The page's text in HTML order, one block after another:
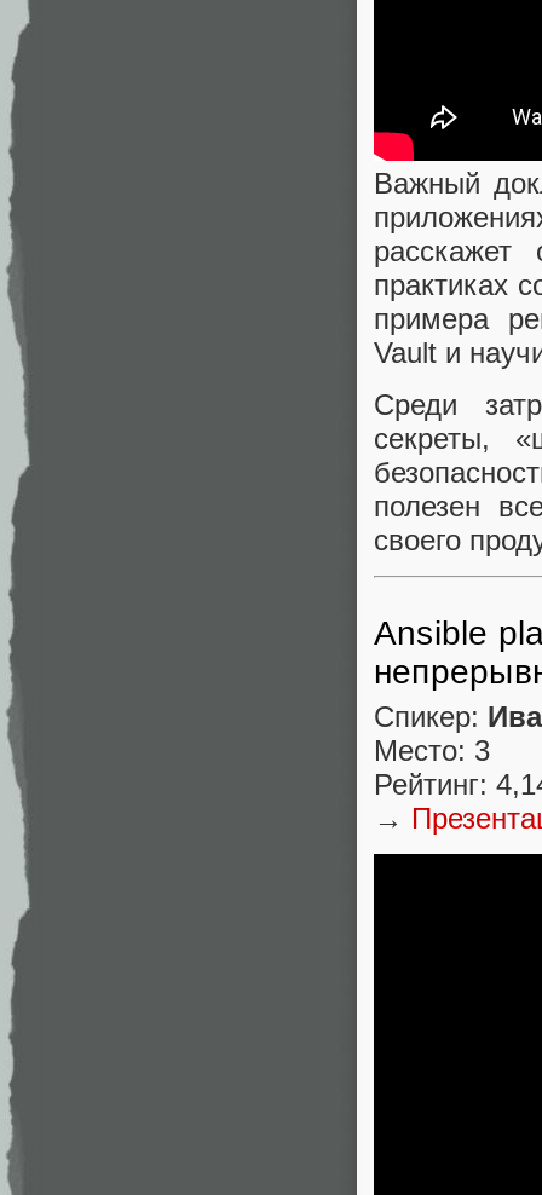
Важный
практиках
примера
Vault и
Среди
секреты,
полезен
своего
Ansible
Спикер:
Место: 3
Рейтинг:
→